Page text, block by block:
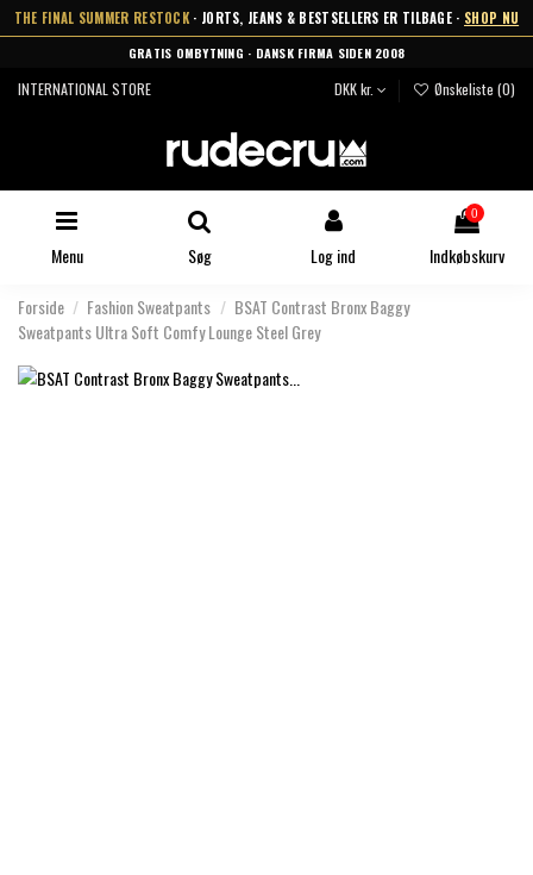
THE FINAL SUMMER RESTOCK · JORTS, JEANS & BESTSELLERS ER TILBAGE · SHOP NU
GRATIS OMBYTNING · DANSK FIRMA SIDEN 2008
INTERNATIONAL STORE DKK kr. Ønskeliste (0)
Menu Søg Log ind
0
Indkøbskurv
Forside Fashion Sweatpants
BSAT Contrast Bronx Baggy
Sweatpants Ultra Soft Comfy Lounge Steel Grey